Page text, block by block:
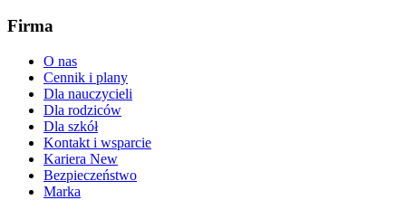
Firma
O nas
Cennik i plany
Dla nauczycieli
Dla rodziców
Dla szkół
Kontakt i wsparcie
Kariera New
Bezpieczeństwo
Marka